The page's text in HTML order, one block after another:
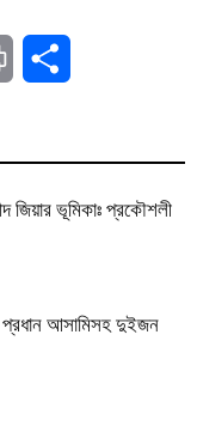
Print
জিয়ার ভূমিকাঃ প্রকৌশলী
প্রধান আসামিসহ দুইজন